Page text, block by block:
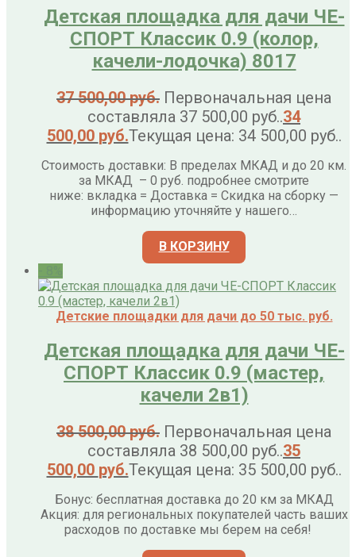
Детская площадка для дачи ЧЕ-
СПОРТ Классик 0.9 (колор,
качели-лодочка) 8017
37 500,00руб. Первоначальная цена
составляла 37 500,00 руб..34
500,00 руб.Текущая цена: 34 500,00 руб..
Стоимость доставки: В пределах МКАД и до 20 км.
за МКАД – 0 руб. подробнее смотрите
ниже: вкладка = Доставка = Скидка на сборку —
информацию уточняйте у нашего…
В КОРЗИНУ
Детские площадки для дачи до 50 тыс. руб.
Детская площадка для дачи ЧЕ-
СПОРТ Классик 0.9 (мастер,
качели 2в1)
38 500,00руб. Первоначальная цена
составляла 38 500,00 руб..35
500,00 руб.Текущая цена: 35 500,00 руб..
Бонус: бесплатная доставка до 20 км за МКАД
Акция: для региональных покупателей часть ваших
расходов по доставке мы берем на себя!